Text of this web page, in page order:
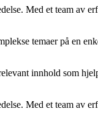
Med et team av
temaer på en
innhold som
Med et team av